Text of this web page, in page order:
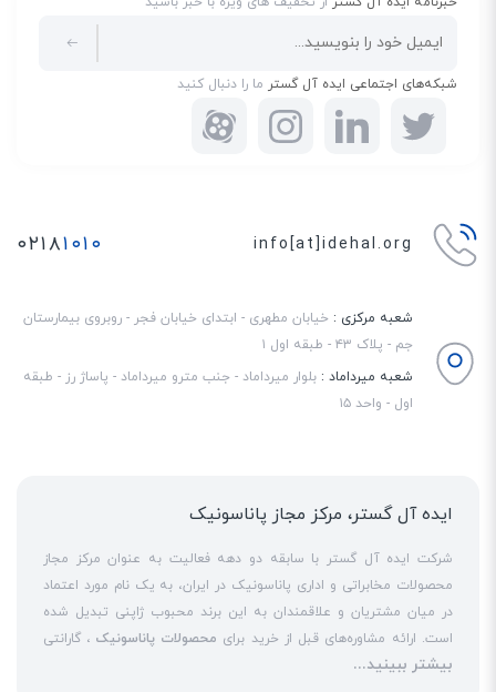
TP-Link LS105G از فناوری Green Ethernet بهره می‌برد که مصرف انرژی را به طور
قابل‌توجهی کاهش می‌دهد. این فناوری با تنظیم خودکار مصرف برق بر اساس
وضعیت اتصال و طول کابل، تا ۸۰٪ در مصرف انرژی صرفه‌جویی می‌کند. این ویژگی
نه تنها هزینه‌های برق را کاهش می‌دهد، بلکه به حفاظت از محیط زیست نیز کمک
شبکه‌های اجتماعی ایده آل گسترما را دنبال کنید
info[at]idehal.org ۰۲۱۸۱۰۱۰
شعبه مرکزی : خیابان مطهری - ابتدای خیابان فجر - روبروی بیمارستان
جم - پلاک ۴۳ - طبقه اول ۱
شعبه میرداماد : بلوار میرداماد - جنب مترو میرداماد - پاساژ رز - طبقه
اول - واحد ۱۵
ایده آل گستر، مرکز مجاز پاناسونیک
شرکت ایده آل گستر با سابقه دو دهه فعالیت به عنوان مرکز مجاز
محصولات مخابراتی و اداری پاناسونیک در ایران، به یک نام مورد اعتماد
در میان مشتریان و علاقمندان به این برند محبوب ژاپنی تبدیل شده
است. ارائه مشاوره‌های قبل از خرید برایمحصولات پاناسونیک، گارانتی
18 ماهه معتبر و شرکتی برای کلیه محصولات عرضه شده و تعهد کامل
بیشتر ببینید...